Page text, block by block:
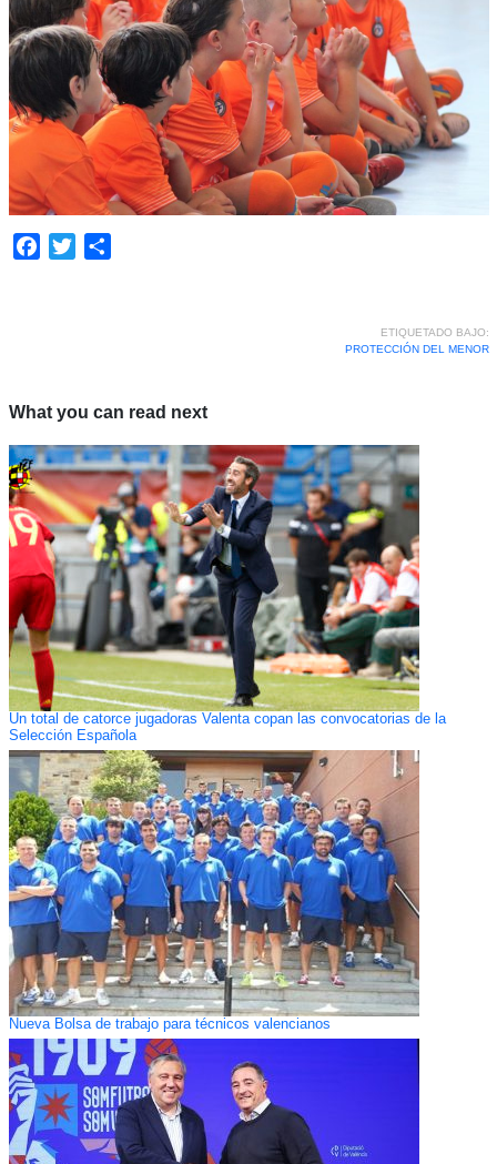
Facebook
Twitter
ETIQUETADO BAJO:
PROTECCIÓN DEL MENOR
What you can read next
Un total de catorce jugadoras Valenta copan las convocatorias de la
Selección Española
Nueva Bolsa de trabajo para técnicos valencianos